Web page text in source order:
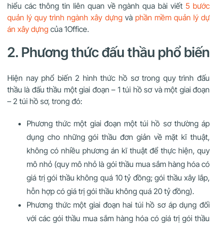
hiểu các thông tin liên quan về ngành qua bài viết 5 bước
quản lý quy trình ngành xây dựngvà phần mềm quản lý dự
án xây dựng của 1Office.
2. Phương thức đấu thầu phổ biến
Hiện nay phổ biến 2 hình thức hồ sơ trong quy trình đấu
thầu là đấu thầu một giai đoạn – 1 túi hồ sơ và một giai đoạn
– 2 túi hồ sơ, trong đó:
Phương thức một giai đoạn một túi hồ sơ thường áp
dụng cho những gói thầu đơn giản về mặt kĩ thuật,
không có nhiều phương án kĩ thuật để thực hiện, quy
mô nhỏ (quy mô nhỏ là gói thầu mua sắm hàng hóa có
giá trị gói thầu không quá 10 tỷ đồng; gói thầu xây lắp,
hỗn hợp có giá trị gói thầu không quá 20 tỷ đồng).
Phương thức một giai đoạn hai túi hồ sơ áp dụng đối
với các gói thầu mua sắm hàng hóa có giá trị gói thầu